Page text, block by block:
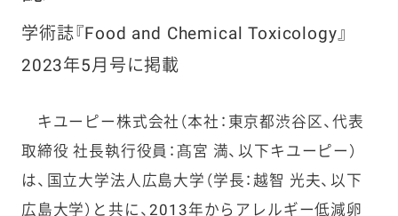
学術誌『Food and Chemical Toxicology』
2023年5月号に掲載
キユーピー株式会社（本社：東京都渋谷区、代表
取締役 社長執行役員：髙宮 満、以下キユーピー）
は、国立大学法人広島大学（学長：越智 光夫、以下
広島大学）と共に、2013年からアレルギー低減卵